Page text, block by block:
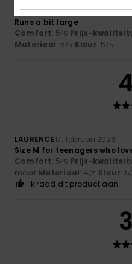
Christelle5. april 2026
Runs a bit large
Comfort: 5/5 Prijs-
Materiaal: 5/5 Kleur: 5 /5
LAURENCE17. februari 2026
Size M for teenagers who
Comfort: 5/5 Prijs-
maat Materiaal: 4/5 Kleur: 5
Ik raad dit product aan
3